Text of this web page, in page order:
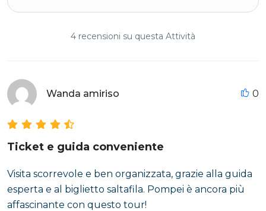
4 recensioni su questa Attività
Wanda amiriso 0
Ticket e guida conveniente
Visita scorrevole e ben organizzata, grazie alla guida
esperta e al biglietto saltafila. Pompei è ancora più
affascinante con questo tour!